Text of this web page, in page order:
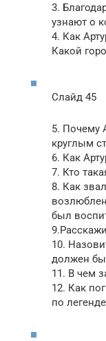
3.
узнают о
4. Как
Какой
Слайд 45
5. Почему
круглым
6. Как
7. Кто
8. Как
был
10.
должен
11. В чем
12. Как
по